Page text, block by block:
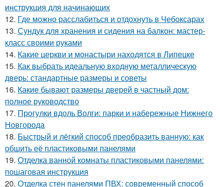
инструкция для начинающих
12. Где можно расслабиться и отдохнуть в Чебоксарах
13. Сундук для хранения и сидения на балкон: мастер-
класс своими руками
14. Какие церкви и монастыри находятся в Липецке
15. Как выбрать идеальную входную металлическую
дверь: стандартные размеры и советы
16. Какие бывают размеры дверей в частный дом:
полное руководство
17. Прогулки вдоль Волги: парки и набережные Нижнего
Новгорода
18. Быстрый и лёгкий способ преобразить ванную: как
обшить её пластиковыми панелями
19. Отделка ванной комнаты пластиковыми панелями:
пошаговая инструкция
20. Отделка стен панелями ПВХ: современный способ